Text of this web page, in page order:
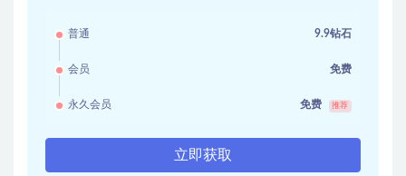
普通 9.9钻石
会员 免费
永久会员 免费 推荐
立即获取